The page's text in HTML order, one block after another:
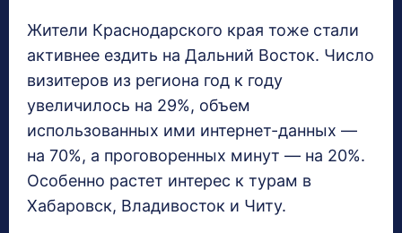
Жители Краснодарского края тоже стали
активнее ездить на Дальний Восток. Число
визитеров из региона год к году
увеличилось на 29%, объем
использованных ими интернет-данных —
на 70%, а проговоренных минут — на 20%.
Особенно растет интерес к турам в
Хабаровск, Владивосток и Читу.